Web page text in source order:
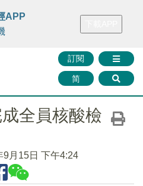
FINMETA 財華證券 媒體矩陣
訂閱
简
APP
全員核酸檢
9月15日 下午4:24